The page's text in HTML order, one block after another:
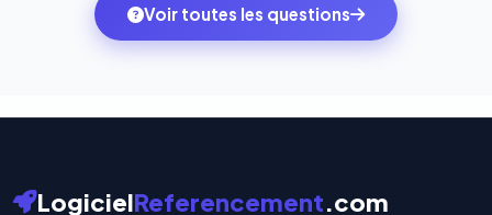
votre historique.
monde. Vos données bancaires ne transitent jamais
par nos serveurs — elles sont gérées directement et
Voir toutes les questions
LogicielReferencement.com